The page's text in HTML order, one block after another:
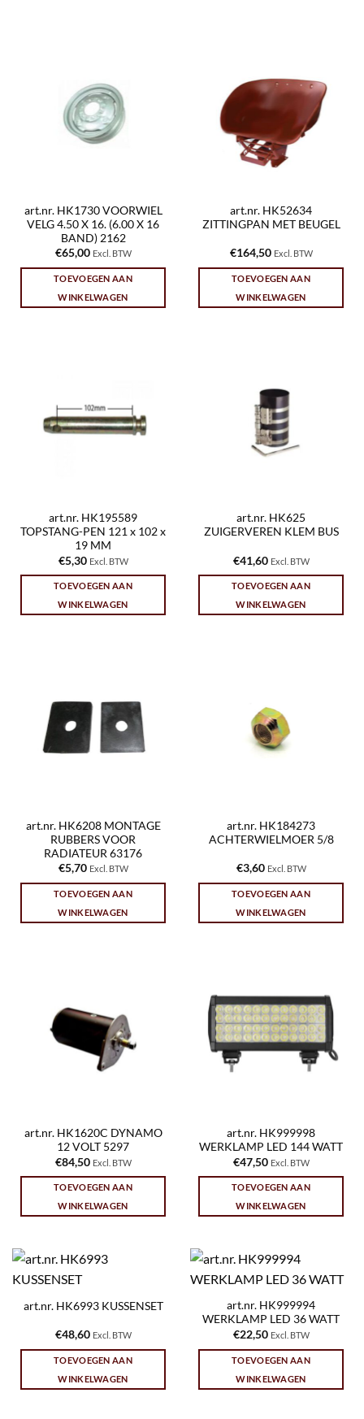
art.nr. HK1730 VOORWIEL
VELG 4.50 X 16. (6.00 X 16
BAND) 2162
€65,00 Excl. BTW
TOEVOEGEN AAN
WINKELWAGEN
art.nr. HK52634
ZITTINGPAN MET BEUGEL
€164,50 Excl. BTW
TOEVOEGEN AAN
WINKELWAGEN
art.nr. HK195589
TOPSTANG-PEN 121 x 102 x
19 MM
€5,30 Excl. BTW
TOEVOEGEN AAN
WINKELWAGEN
art.nr. HK625
ZUIGERVEREN KLEM BUS
€41,60 Excl. BTW
TOEVOEGEN AAN
WINKELWAGEN
art.nr. HK6208 MONTAGE
RUBBERS VOOR
RADIATEUR 63176
€5,70 Excl. BTW
TOEVOEGEN AAN
WINKELWAGEN
art.nr. HK184273
ACHTERWIELMOER 5/8
€3,60 Excl. BTW
TOEVOEGEN AAN
WINKELWAGEN
art.nr. HK1620C DYNAMO
12 VOLT 5297
€84,50 Excl. BTW
TOEVOEGEN AAN
WINKELWAGEN
art.nr. HK999998
WERKLAMP LED 144 WATT
€47,50 Excl. BTW
TOEVOEGEN AAN
WINKELWAGEN
art.nr. HK6993 KUSSENSET
€48,60 Excl. BTW
TOEVOEGEN AAN
WINKELWAGEN
art.nr. HK999994
WERKLAMP LED 36 WATT
€22,50 Excl. BTW
TOEVOEGEN AAN
WINKELWAGEN